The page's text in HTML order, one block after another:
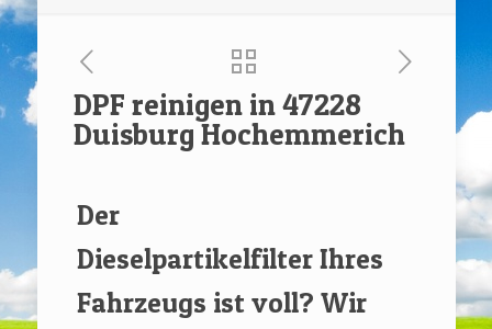
DPF reinigen in 47228
Duisburg Hochemmerich
Der
Dieselpartikelfilter Ihres
Fahrzeugs ist voll? Wir